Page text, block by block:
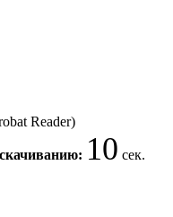
Reader)
10 сек.